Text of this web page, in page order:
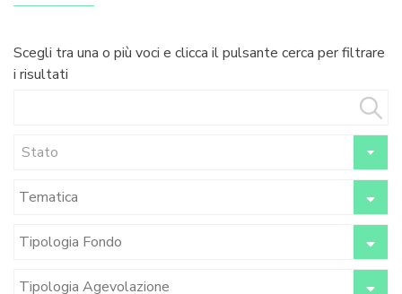
Scegli tra una o più voci e clicca il pulsante cerca per filtrare
i risultati
Stato